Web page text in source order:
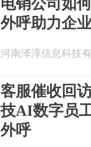
外呼助力企
河南泽淳信息科技
客服催收回
技AI数字员
外呼